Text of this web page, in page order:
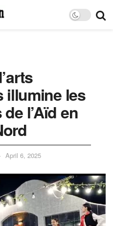
illumine les
l’Aïd en
April 6, 2025